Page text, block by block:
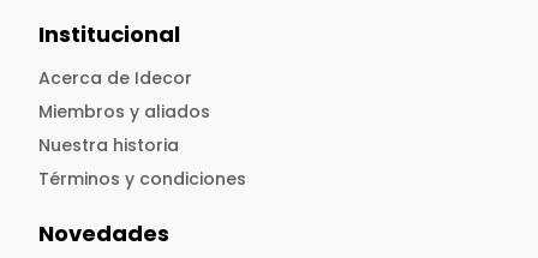
Institucional
Acerca de Idecor
Miembros y aliados
Nuestra historia
Términos y condiciones
Novedades